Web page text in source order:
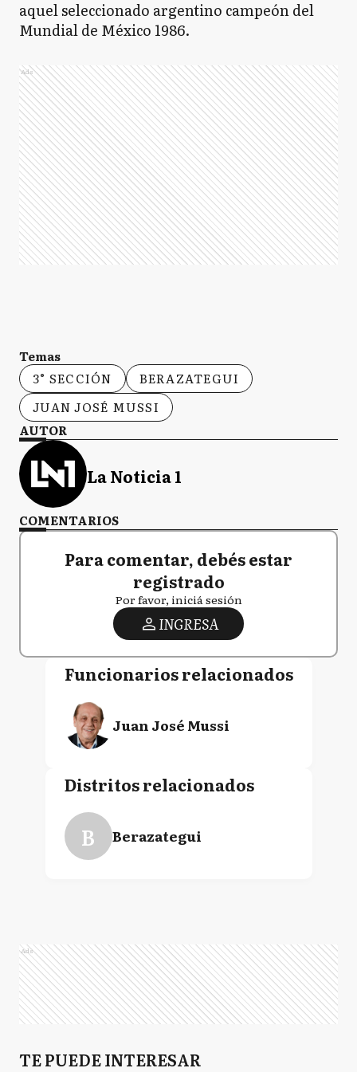
aquel seleccionado argentino campeón del
Mundial de México 1986.
Ads
Temas
3° SECCIÓN
BERAZATEGUI
JUAN JOSÉ MUSSI
AUTOR
La Noticia 1
COMENTARIOS
Para comentar, debés estar
registrado
Por favor, iniciá sesión
INGRESA
Funcionarios relacionados
Juan José Mussi
Distritos relacionados
B Berazategui
Ads
TE PUEDE INTERESAR